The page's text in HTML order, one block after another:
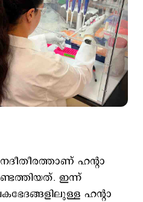
ഹന്‍റാ
ഇന്ന്
ഹന്‍റാ